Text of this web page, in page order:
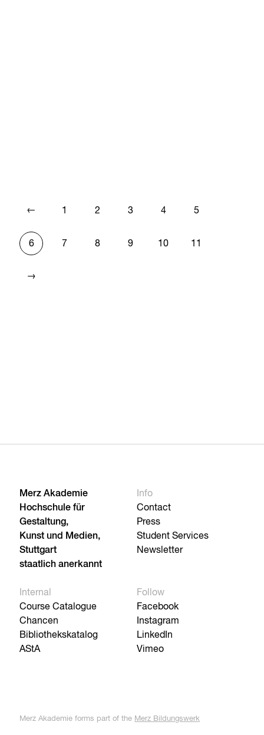
← 1 2 3 4 5
6 7 8 9 10 11
→
Merz Akademie
Hochschule für
Gestaltung,
Kunst und Medien,
Stuttgart
staatlich anerkannt
Info
Contact
Press
Student Services
Newsletter
Internal
Course Catalogue
Chancen
Bibliothekskatalog
AStA
Follow
Facebook
Instagram
LinkedIn
Vimeo
Merz Akademie forms part of the Merz Bildungswerk